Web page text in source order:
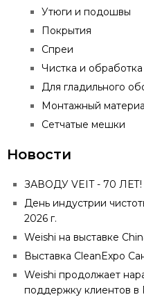
Утюги и подошвы
Покрытия
Спреи
Чистка и обработка
Для гладильного
Монтажный
Сетчатые мешки
Новости
ЗАВОДУ VEIT - 70 ЛЕТ!
День индустрии
2026 г.
Weishi на выставке
Выставка CleanExpo
Weishi продолжает
поддержку клиентов в